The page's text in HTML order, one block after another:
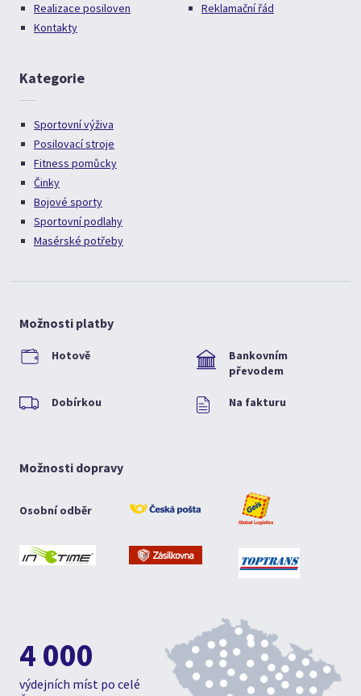
Realizace posiloven
Kontakty
Reklamační řád
Kategorie
Sportovní výživa
Posilovací stroje
Fitness pomůcky
Činky
Bojové sporty
Sportovní podlahy
Masérské potřeby
Možnosti platby
Hotově
Bankovním
převodem
Dobírkou Na fakturu
Možnosti dopravy
Osobní odběr
4 000
výdejních míst po celé